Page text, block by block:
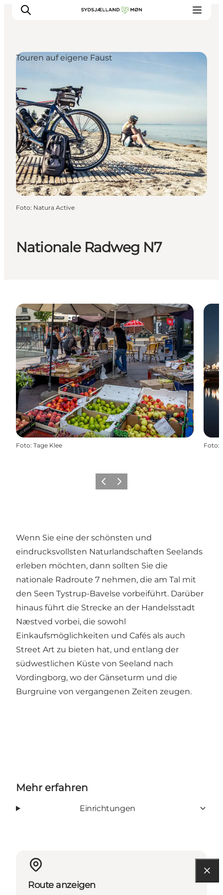
Erleben
Städte und Orte
Events
Essen
Unterkunft
Reise planen
Nationale Radweg N7
Touren auf eigene Faust
Foto: Natura Active
Foto: Tage Klee Foto:
ZurückWeiter
Wenn Sie eine der schönsten und
eindrucksvollsten Naturlandschaften Seelands
erleben möchten, dann sollten Sie die
nationale Radroute 7 nehmen, die am Tal mit
den Seen Tystrup-Bavelse vorbeiführt. Darüber
hinaus führt die Strecke an der Handelsstadt
Næstved vorbei, die sowohl
Einkaufsmöglichkeiten und Cafés als auch
Street Art zu bieten hat, und entlang der
südwestlichen Küste von Seeland nach
Vordingborg, wo der Gänseturm und die
Burgruine von vergangenen Zeiten zeugen.
Mehr erfahren
Einrichtungen
Route anzeigen